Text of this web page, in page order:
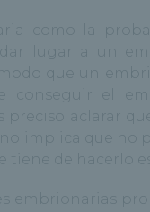
como la
lugar a un
que un
conseguir el
preciso aclarar
implica que no
tiene de hacerlo
embrionarias